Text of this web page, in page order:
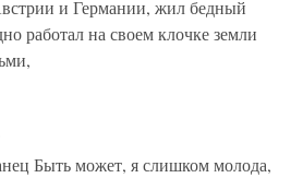
и Германии, жил бедный
работал на своем клочке земли
Быть может, я слишком молода,